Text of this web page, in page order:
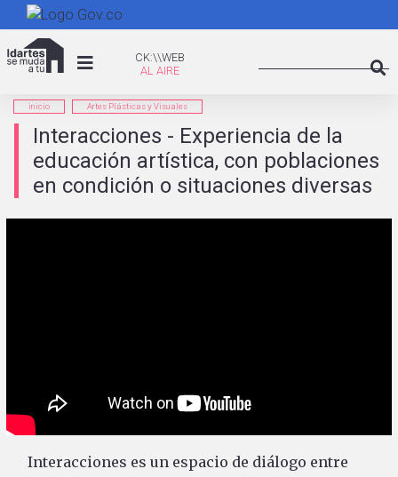
al
CK:\WEB
CK:\\WEB
inicio Artes Plásticas y Visuales
Interacciones - Experiencia de la
educación artística, con poblaciones
en condición o situaciones diversas
Interacciones es un espacio de diálogo entre